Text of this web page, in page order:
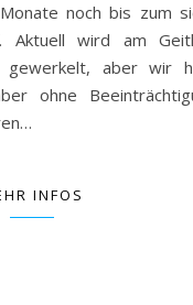
noch bis zum
Aktuell wird am
gewerkelt, aber wir
ohne
INFOS